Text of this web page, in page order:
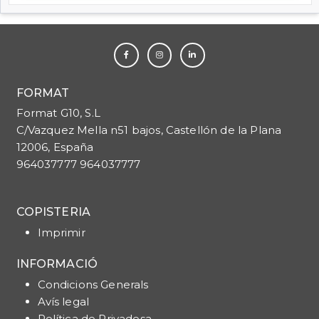
FORMAT
Format G10, S.L
C/Vazquez Mella n51 bajos, Castellón de la Plana
12006, España
964037777 964037777
COPISTERIA
Imprimir
INFORMACIÓ
Condicions Generals
Avís legal